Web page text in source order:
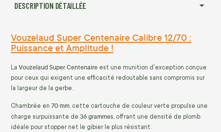
DESCRIPTION DÉTAILLÉE
Vouzelaud Super Centenaire Calibre 12/70 :
Puissance et Amplitude !
La Vouzelaud Super Centenaire est une munition d'exception conçue
pour ceux qui exigent une efficacité redoutable sans compromis sur
la largeur de la gerbe.
Chambrée en 70 mm, cette cartouche de couleur verte propulse une
charge surpuissante de 36 grammes, offrant une densité de plomb
idéale pour stopper net le gibier le plus résistant.